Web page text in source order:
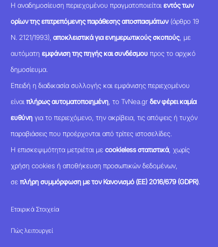
Η αναδημοσίευση περιεχομένου πραγματοποιείταιεντός των
ορίων της επιτρεπόμενης παράθεσης αποσπασμάτων(άρθρο 19
Ν. 2121/1993), αποκλειστικά για ενημερωτικούς σκοπούς , με
αυτόματηεμφάνιση της πηγής και συνδέσμου προς το αρχικό
δημοσίευμα.
Επειδή η διαδικασία συλλογής και εμφάνισης περιεχομένου
είναιπλήρως αυτοματοποιημένη , το TvNea.grδεν φέρει καμία
ευθύνη για το περιεχόμενο, την ακρίβεια, τις απόψεις ή τυχόν
παραβιάσεις που προέρχονται από τρίτες ιστοσελίδες.
Η επισκεψιμότητα μετριέται μεcookieless στατιστικά, χωρίς
χρήση cookies ή αποθήκευση προσωπικών δεδομένων,
σεπλήρη συμμόρφωση με τον Κανονισμό (ΕΕ) 2016/679 (GDPR).
Εταιρικά Στοιχεία
Πώς λειτουργεί